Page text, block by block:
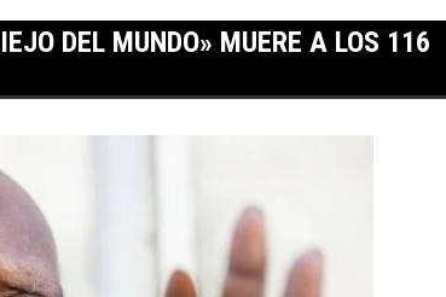
DEL MUNDO» MUERE A LOS 116